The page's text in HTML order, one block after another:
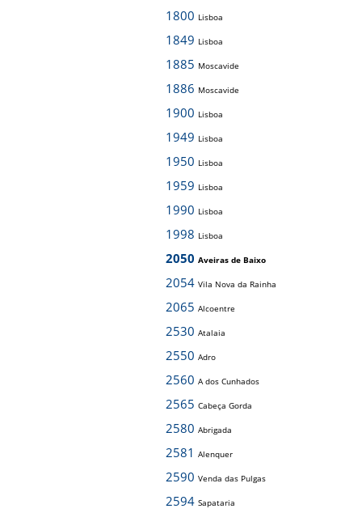
1800 Lisboa
1849 Lisboa
1885 Moscavide
1886 Moscavide
1900 Lisboa
1949 Lisboa
1950 Lisboa
1959 Lisboa
1990 Lisboa
1998 Lisboa
2050 Aveiras de Baixo
2054 Vila Nova da Rainha
2065 Alcoentre
2530 Atalaia
2550 Adro
2560 A dos Cunhados
2565 Cabeça Gorda
2580 Abrigada
2581 Alenquer
2590 Venda das Pulgas
2594 Sapataria